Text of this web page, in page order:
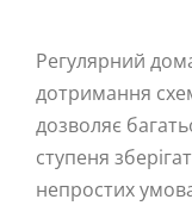
Регулярний
дотримання
дозволяє
ступеня
непростих